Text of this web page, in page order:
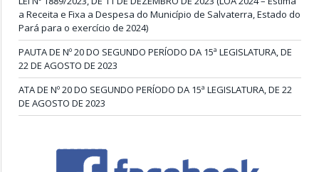
a Receita e Fixa a Despesa do Município de Salvaterra, Estado do
Pará para o exercício de 2024)
PAUTA DE Nº 20 DO SEGUNDO PERÍODO DA 15ª LEGISLATURA, DE
22 DE AGOSTO DE 2023
ATA DE Nº 20 DO SEGUNDO PERÍODO DA 15ª LEGISLATURA, DE 22
DE AGOSTO DE 2023